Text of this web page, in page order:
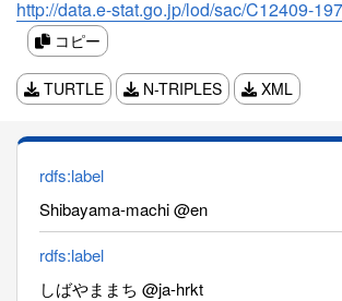
http://data.e-stat.go.jp/lod/sac/C12409-
コピー
TURTLE N-TRIPLES XML
rdfs:label
Shibayama-machi @en
rdfs:label
しばやままち @ja-hrkt